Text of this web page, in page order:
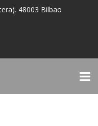
48003 Bilbao